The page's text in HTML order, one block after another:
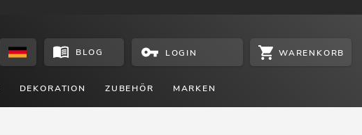
BLOG LOGIN WARENKORB
DEKORATION ZUBEHÖR MARKEN